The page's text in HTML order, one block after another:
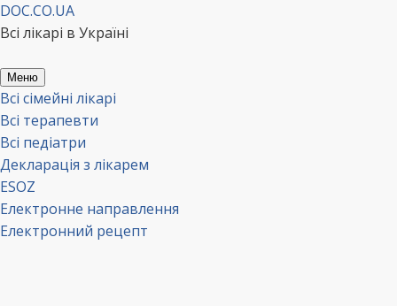
Перейти
до
DOC.CO.UA
Всі лікарі в Україні
Меню
Всі сімейні лікарі
Всі терапевти
Всі педіатри
Декларація з лікарем
ESOZ
Електронне направлення
Електронний рецепт